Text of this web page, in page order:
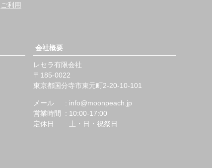
ご利用
会社概要
レセラ有限会社
185-0022
東京都国分寺市東元町2-20-10-101
メール
info@moonpeach.jp
営業時間
10:00-17:00
定休日
土・日・祝祭日